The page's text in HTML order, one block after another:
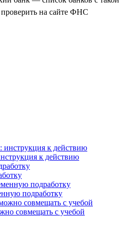
на сайте ФНС
к действию
подработку
совмещать с учебой